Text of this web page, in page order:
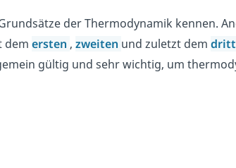
der Thermodynamik kennen.
demersten ,zweiten und zuletzt dem
gültig und sehr wichtig, um